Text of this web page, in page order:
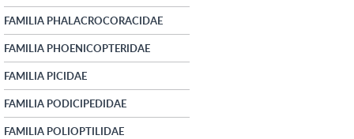
FAMILIA PHALACROCORACIDAE
FAMILIA PHOENICOPTERIDAE
FAMILIA PICIDAE
FAMILIA PODICIPEDIDAE
FAMILIA POLIOPTILIDAE